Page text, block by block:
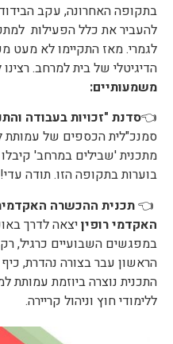
בתקופה האחרונה, עקב
להעביר את כלל הפעילות
לגמרי. מאז התקיימו לא
הדיגיטלי של בית למרחב.
משמעותיים:
👈סדנת "זכויות בעבודה
סמנכ"לית הכספים של עמותת
מתכנית 'שבילים במרחב'
בוערות בתקופה הזו. תודה עדי!
👈תכנית ההכשרה
האקדמי רופיןיצאה לדרך
במפגשים השבועיים כרגיל,
הראשון עבר בצורה נהדרת,
התכנית נוצרה ביוזמת עמותת
ללימודי חוץ וניהול קריירה.